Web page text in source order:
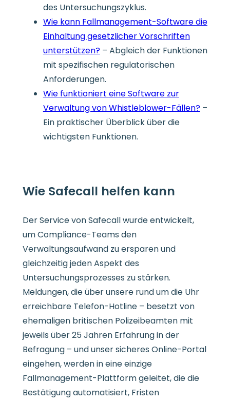
des Untersuchungszyklus.
Wie kann Fallmanagement-Software die
Einhaltung gesetzlicher Vorschriften
unterstützen?– Abgleich der Funktionen
mit spezifischen regulatorischen
Anforderungen.
Wie funktioniert eine Software zur
Verwaltung von Whistleblower-Fällen?–
Ein praktischer Überblick über die
wichtigsten Funktionen.
Wie Safecall helfen kann
Der Service von Safecall wurde entwickelt,
um Compliance-Teams den
Verwaltungsaufwand zu ersparen und
gleichzeitig jeden Aspekt des
Untersuchungsprozesses zu stärken.
Meldungen, die über unsere rund um die Uhr
erreichbare Telefon-Hotline – besetzt von
ehemaligen britischen Polizeibeamten mit
jeweils über 25 Jahren Erfahrung in der
Befragung – und unser sicheres Online-Portal
eingehen, werden in eine einzige
Fallmanagement-Plattform geleitet, die die
Bestätigung automatisiert, Fristen